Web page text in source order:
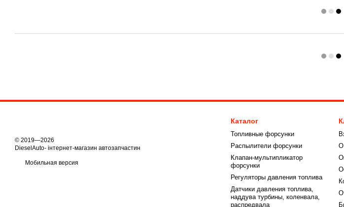
© 2019—2026
DieselAuto- інтернет-магазин автозапчастин
Мобильная версия
Каталог
Топливные форсунки
Распылители форсунки
Клапан-мультипликатор
форсунки
Регуляторы давления топлива
Датчики давления топлива,
наддува турбины, коленвала,
распредвала
О